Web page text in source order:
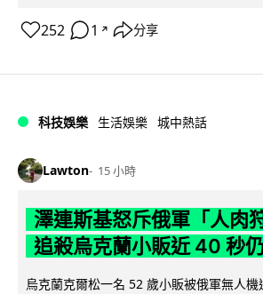
252 1 ↗ 分享
科技娛樂 生活娛樂 城中熱話
Lawton 15 小時
澤連斯基怒斥俄軍「人肉
追殺烏克蘭小販近 40 秒
烏克蘭克爾松一名 52 歲小販被俄軍無人